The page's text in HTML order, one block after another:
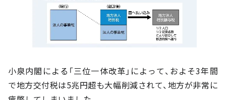
小泉内閣による「三位一体改革」によって、およそ3年間
で地方交付税は5兆円超も大幅削減されて、地方が非常に